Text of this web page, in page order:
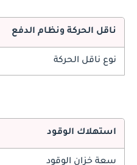
ناقل الحركة ونظام الدفع
نوع ناقل الحركة
استهلاك الوقود
سعة خزان الوقود